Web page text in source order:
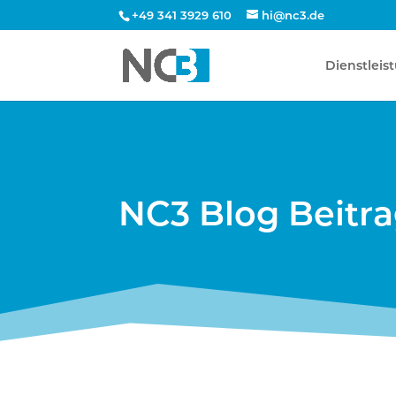
+49 341 3929 610 hi@nc3.de
NC3 Blog